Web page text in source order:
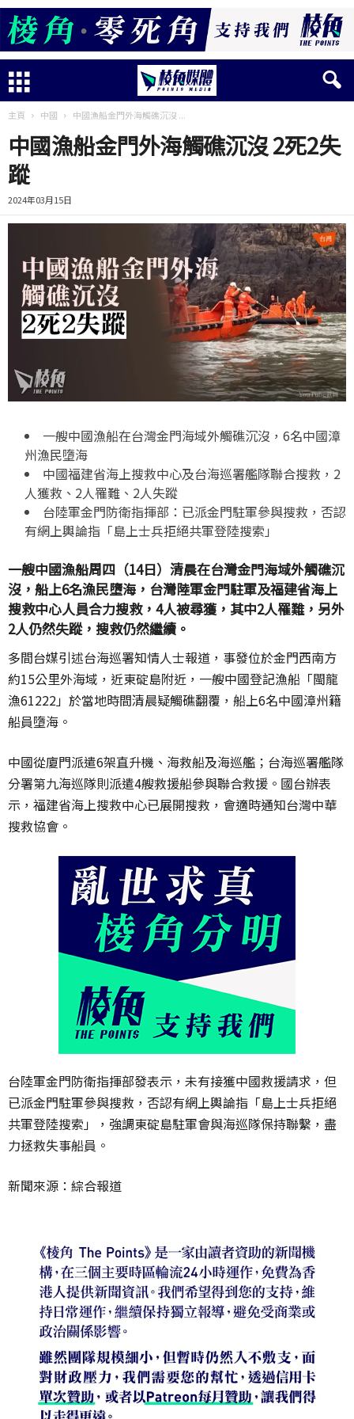
主頁 中國 中國漁船金門外海觸礁沉沒 ...
中國漁船金門外海觸礁沉沒 2死2失
蹤
2024年03月15日
一艘中國漁船在台灣金門海域外觸礁沉沒，6名中國漳
州漁民墮海
中國福建省海上搜救中心及台海巡署艦隊聯合搜救，2
人獲救、2人罹難、2人失蹤
台陸軍金門防衛指揮部：已派金門駐軍參與搜救，否認
有網上輿論指「島上士兵拒絕共軍登陸搜索」
一艘中國漁船周四（14日）清晨在台灣金門海域外觸礁沉
沒，船上6名漁民墮海，台灣陸軍金門駐軍及福建省海上
搜救中心人員合力搜救，4人被尋獲，其中2人罹難，另外
2人仍然失蹤，搜救仍然繼續。
多間台媒引述台海巡署知情人士報道，事發位於金門西南方
約15公里外海域，近東碇島附近，一艘中國登記漁船「閩龍
漁61222」於當地時間清晨疑觸礁翻覆，船上6名中國漳州籍
船員墮海。
中國從廈門派遣6架直升機、海救船及海巡艦；台海巡署艦隊
分署第九海巡隊則派遣4艘救援船參與聯合救援。國台辦表
示，福建省海上搜救中心已展開搜救，會適時通知台灣中華
搜救協會。
台陸軍金門防衛指揮部發表示，未有接獲中國救援請求，但
已派金門駐軍參與搜救，否認有網上輿論指「島上士兵拒絕
共軍登陸搜索」，強調東碇島駐軍會與海巡隊保持聯繫，盡
力拯救失事船員。
新聞來源：綜合報道